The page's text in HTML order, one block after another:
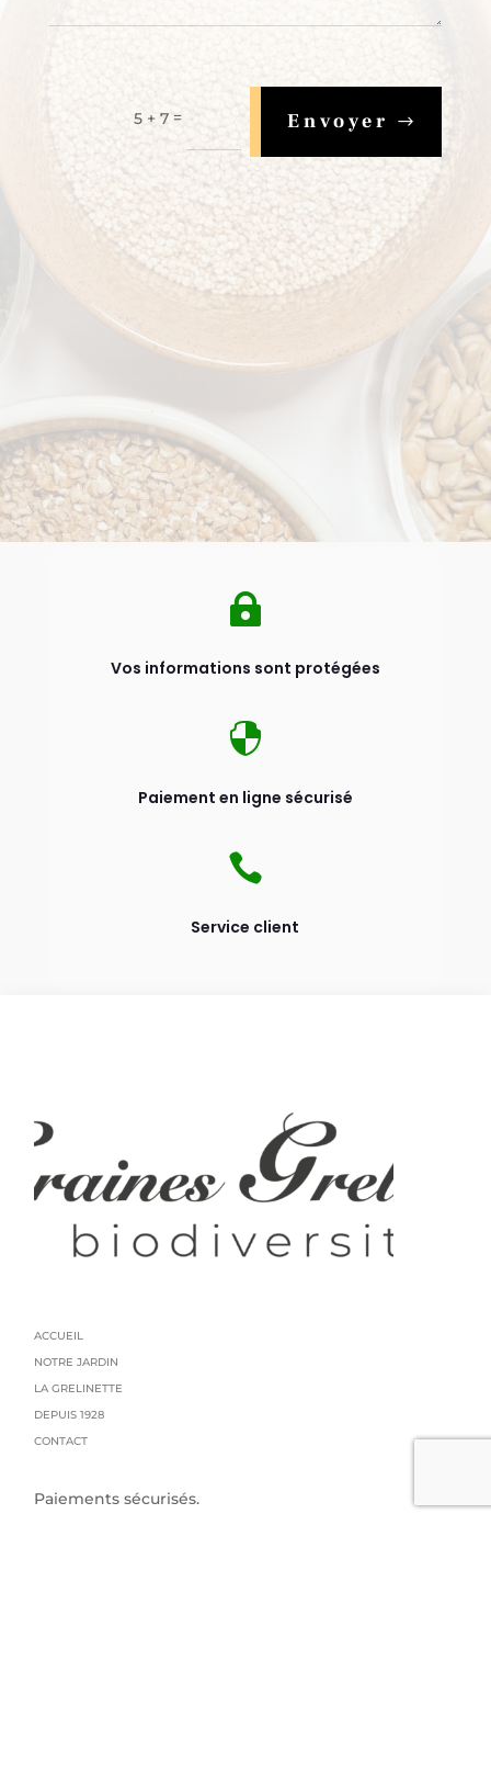
5 + 7= Envoyer

Vos informations sont protégées

Paiement en ligne sécurisé

Service client
ACCUEIL
NOTRE JARDIN
LA GRELINETTE
DEPUIS 1928
CONTACT
Paiements sécurisés.